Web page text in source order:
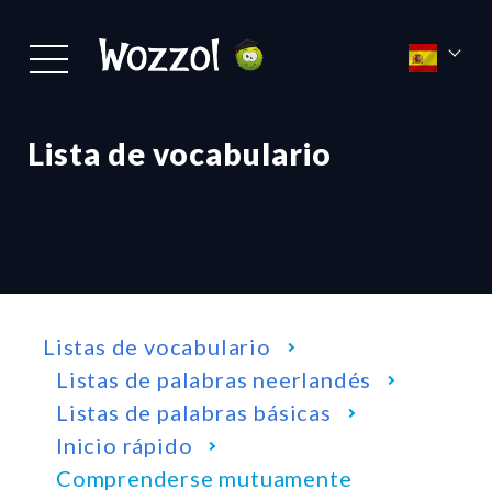
Lista de vocabulario
Listas de vocabulario
Listas de palabras neerlandés
Listas de palabras básicas
Inicio rápido
Comprenderse mutuamente